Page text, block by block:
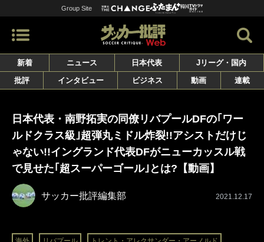
Group Site
新着 ニュース 日本代表
Jリーグ・国内
批評
インタビュー ビジネス 動画 連載
日本代表・南野拓実の同僚リバプールDFの｢ワー
ルドクラス級｣超弾丸ミドル炸裂!!アシストだけじ
ゃない!!イングランド代表DFがニューカッスル戦
で見せた｢超スーパーゴール｣とは?【動画】
サッカー批評編集部 2021.12.17